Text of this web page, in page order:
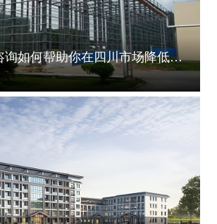
房地产项目咨询如何帮助你在四川市场降低投资风险？